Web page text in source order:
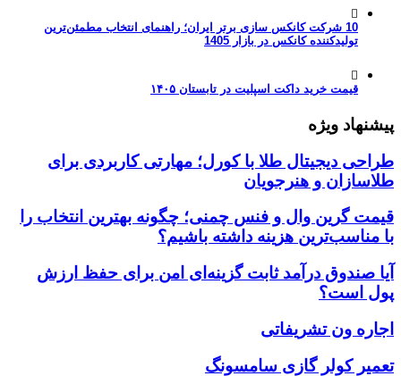
10 شرکت کانکس سازی برتر ایران؛ راهنمای انتخاب مطمئن‌ترین
تولیدکننده کانکس در بازار 1405
قیمت خرید داکت اسپلیت در تابستان ۱۴۰۵
پیشنهاد ویژه
طراحی دیجیتال طلا با کورل؛ مهارتی کاربردی برای
طلاسازان و هنرجویان
قیمت گرین وال و فنس چمنی؛ چگونه بهترین انتخاب را
با مناسب‌ترین هزینه داشته باشیم؟
آیا صندوق درآمد ثابت گزینه‌ای امن برای حفظ ارزش
پول است؟
اجاره ون تشریفاتی
تعمیر کولر گازی سامسونگ